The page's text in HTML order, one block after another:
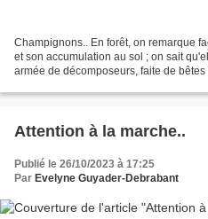
Champignons.. En forêt, on remarque
et son accumulation au sol ; on sait
armée de décomposeurs, faite de bêtes
Attention à la marche..
Publié le 26/10/2023 à 17:25
Par Evelyne Guyader-Debrabant